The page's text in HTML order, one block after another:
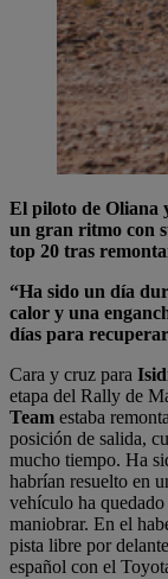
El piloto de Oliana
un gran ritmo con
top 20 tras
“Ha sido un día
calor y una
días para
Cara y cruz para
etapa del Rally de
Team estaba
posición de salida,
mucho tiempo. Ha
habrían resuelto en
vehículo ha
maniobrar. En el
pista libre por
español con el